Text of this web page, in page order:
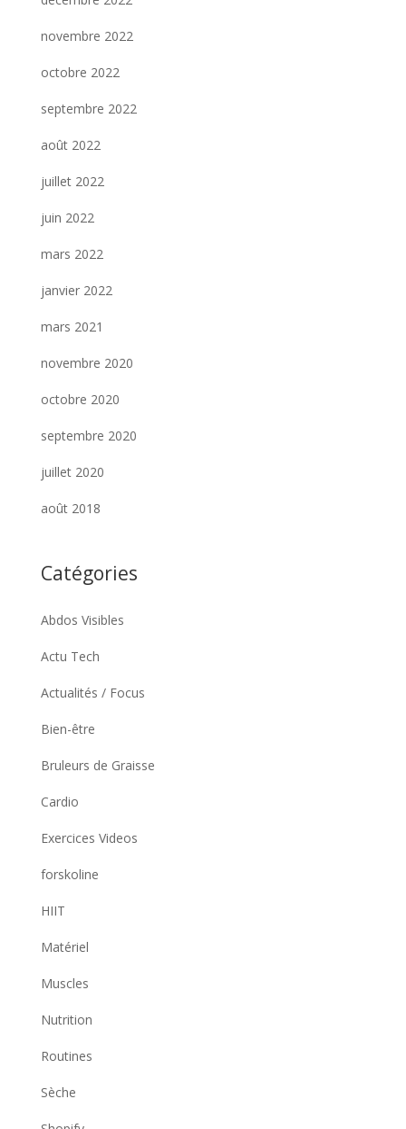
novembre 2022
octobre 2022
septembre 2022
août 2022
juillet 2022
juin 2022
mars 2022
janvier 2022
mars 2021
novembre 2020
octobre 2020
septembre 2020
juillet 2020
août 2018
Catégories
Abdos Visibles
Actu Tech
Actualités / Focus
Bien-être
Bruleurs de Graisse
Cardio
Exercices Videos
forskoline
HIIT
Matériel
Muscles
Nutrition
Routines
Sèche